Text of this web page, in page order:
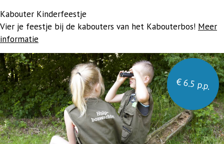
Kabouter Kinderfeestje
Vier je feestje bij de kabouters van het Kabouterbos! Meer
informatie
€ 6.5 p.p.